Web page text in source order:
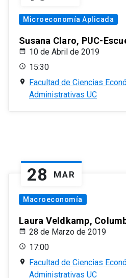
Microeconomía Aplicada
Susana Claro, PUC-
10 de Abril de 2019
15:30
Facultad de Ciencias
Administrativas UC
28 MAR
Macroeconomía
Laura Veldkamp,
28 de Marzo de 2019
17:00
Facultad de Ciencias
Administrativas UC